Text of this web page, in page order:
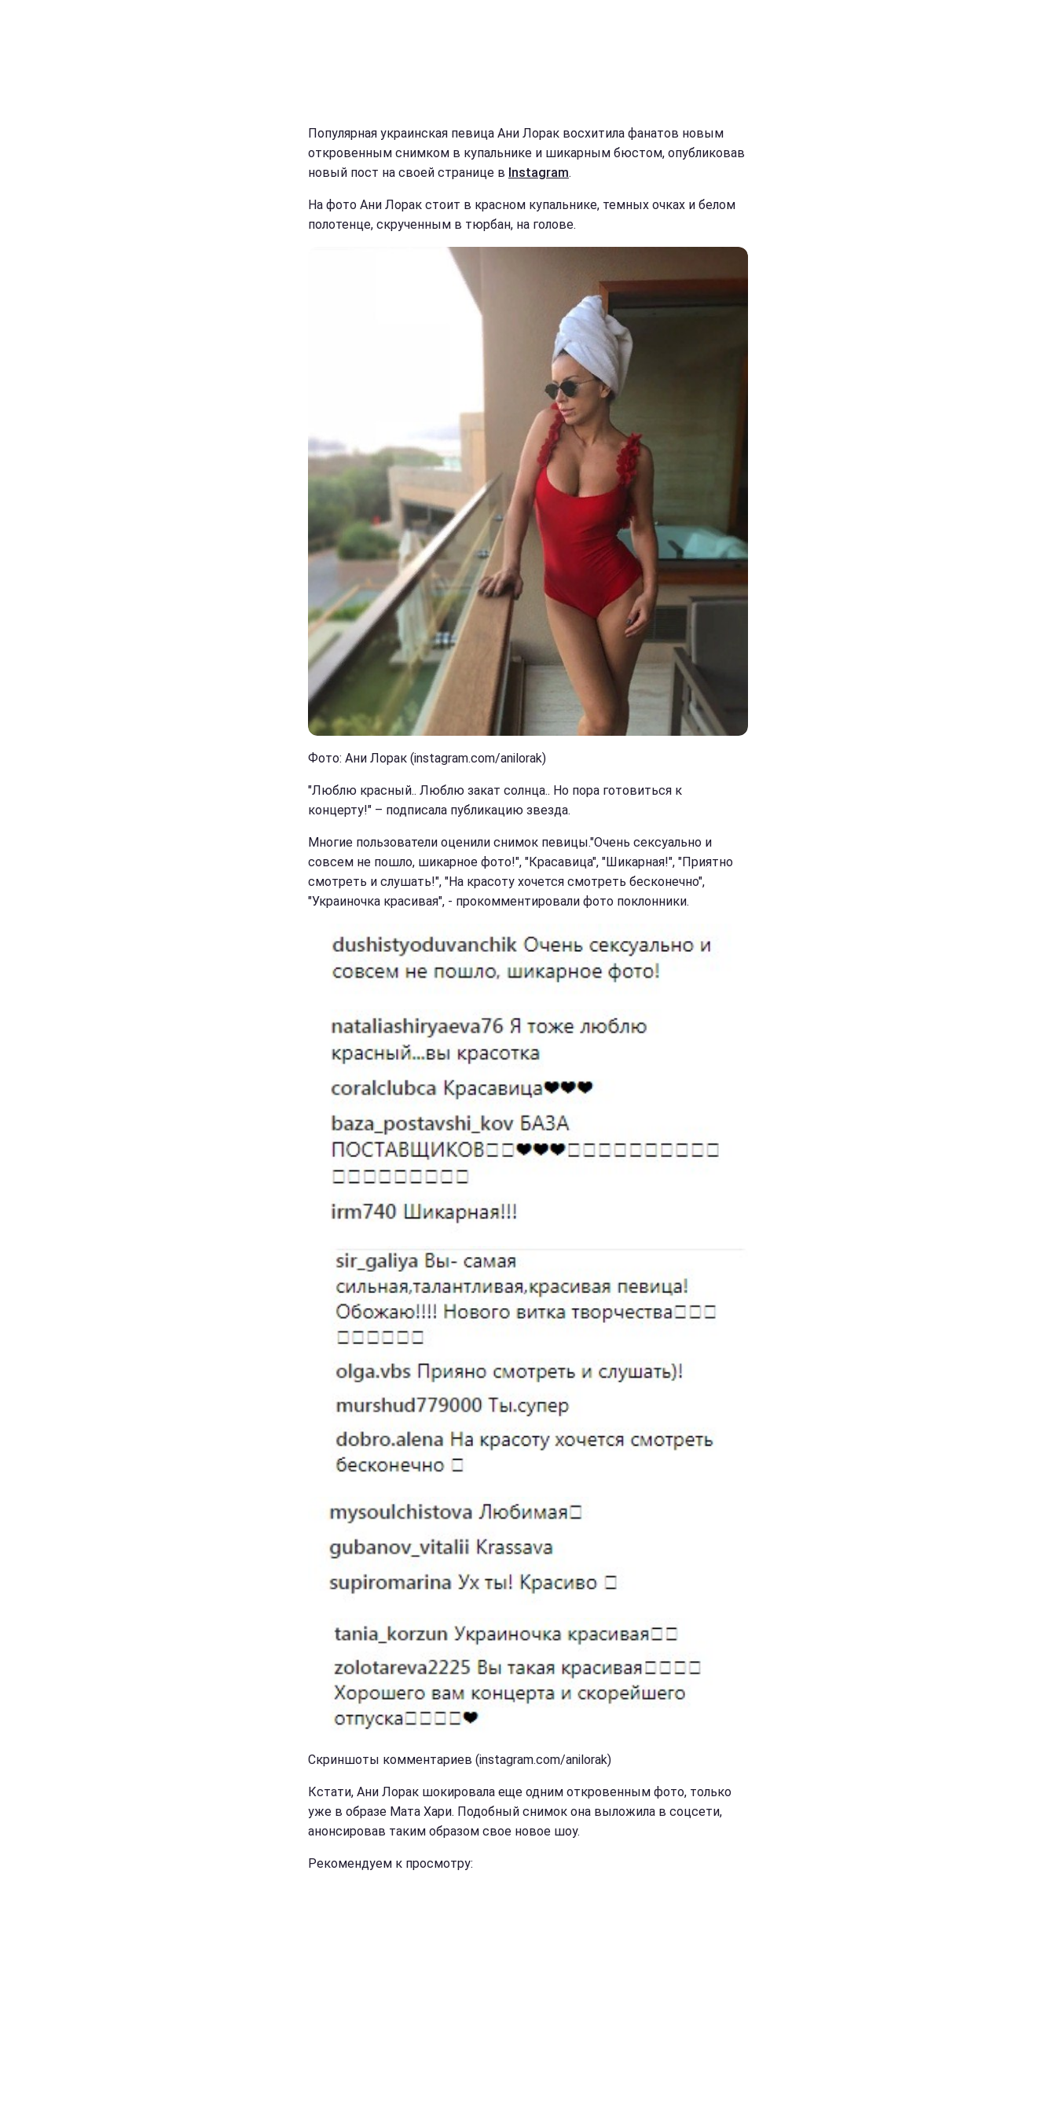
Популярная украинская певица Ани Лорак восхитила фанатов новым
откровенным снимком в купальнике и шикарным бюстом, опубликовав
новый пост на своей странице в Instagram.
На фото Ани Лорак стоит в красном купальнике, темных очках и белом
полотенце, скрученным в тюрбан, на голове.
Фото: Ани Лорак (instagram.com/anilorak)
"Люблю красный.. Люблю закат солнца.. Но пора готовиться к
концерту!" – подписала публикацию звезда.
Многие пользователи оценили снимок певицы."Очень сексуально и
совсем не пошло, шикарное фото!", "Красавица", "Шикарная!", "Приятно
смотреть и слушать!", "На красоту хочется смотреть бесконечно",
"Украиночка красивая", - прокомментировали фото поклонники.
Скриншоты комментариев (instagram.com/anilorak)
Кстати, Ани Лорак шокировала еще одним откровенным фото, только
уже в образе Мата Хари. Подобный снимок она выложила в соцсети,
анонсировав таким образом свое новое шоу.
Рекомендуем к просмотру: